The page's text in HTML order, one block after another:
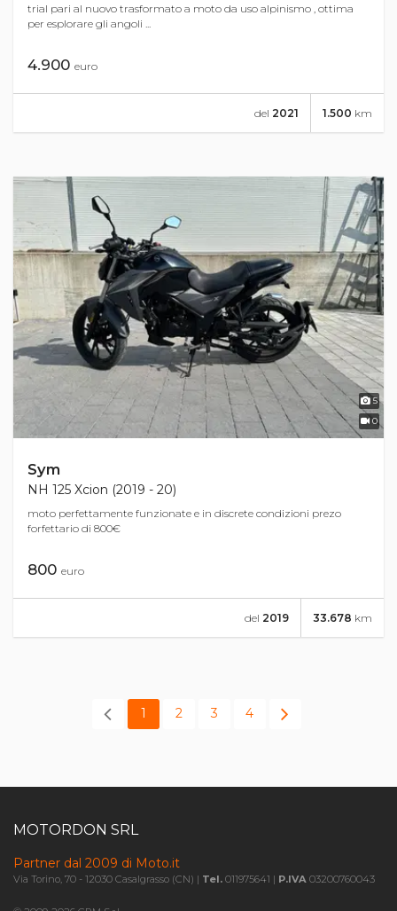
trial pari al nuovo trasformato a moto da uso alpinismo , ottima
per esplorare gli angoli ...
4.900 euro
1.500 km
del 2021
5
0
Sym
NH 125 Xcion (2019 - 20)
moto perfettamente funzionate e in discrete condizioni prezo
forfettario di 800€
800 euro
33.678 km
del 2019
1 2 3 4
MOTORDON SRL
Partner dal 2009 di Moto.it
Via Torino, 70 - 12030 Casalgrasso (CN) | Tel. 011975641 | P.IVA 03200760043